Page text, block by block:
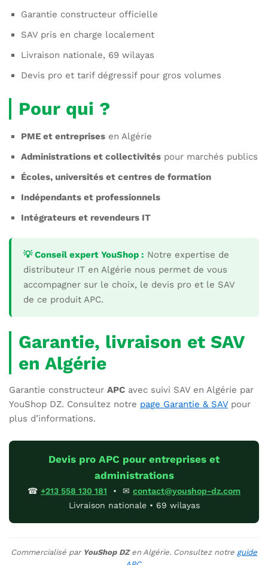
Garantie constructeur officielle
SAV pris en charge localement
Livraison nationale, 69 wilayas
Devis pro et tarif dégressif pour gros volumes
Pour qui ?
PME et entreprises en Algérie
Administrations et collectivités pour marchés publics
Écoles, universités et centres de formation
Indépendants et professionnels
Intégrateurs et revendeurs IT
💡 Conseil expert YouShop : Notre expertise de
distributeur IT en Algérie nous permet de vous
accompagner sur le choix, le devis pro et le SAV
de ce produit APC.
Garantie, livraison et SAV
en Algérie
Garantie constructeur APC avec suivi SAV en Algérie par
YouShop DZ. Consultez notre page Garantie & SAVpour
plus d’informations.
Devis pro APC pour entreprises et
administrations
☎ +213 558 130 181 • ✉ contact@youshop-dz.com
Livraison nationale • 69 wilayas
Commercialisé par YouShop DZen Algérie. Consultez notre guide